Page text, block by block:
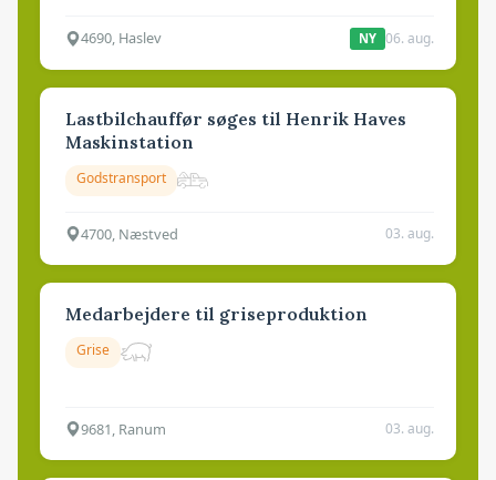
4690, Haslev NY 06. aug.
Lastbilchauffør søges til Henrik Haves
Maskinstation
Godstransport
4700, Næstved 03. aug.
Medarbejdere til griseproduktion
Grise
9681, Ranum 03. aug.